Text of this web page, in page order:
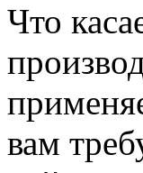
Что
вам